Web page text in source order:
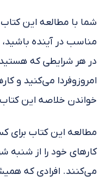
شما با مطالعه این
مناسب در آینده باشید،
در هر شرایطی که هستید
امروزوفردا می‌کنید و
خواندن خلاصه این
مطالعه این کتاب
کار‌های خود را از شنبه
می‌کنند. افرادی که